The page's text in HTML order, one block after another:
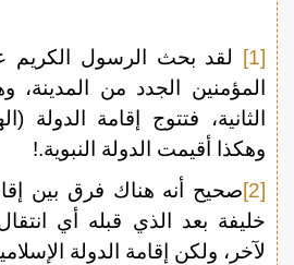
[1]
لقد بحث الرسول الكريم
المؤمنين الجدد من المدينة،
الثانية، فتتوج إقامة الدولة
وهكذا أقيمت الدولة النبوية.!
[2]
صحيح أنه هناك فرق بين
خليفة بعد الذي قبله أي
لآخر، ولكن إقامة الدولة